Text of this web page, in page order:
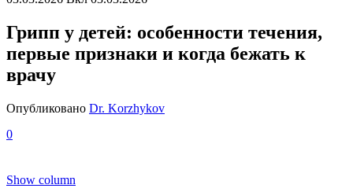
Грипп у детей: особенности течения,
первые признаки и когда бежать к
врачу
Опубликовано Dr. Korzhykov
0
Show column